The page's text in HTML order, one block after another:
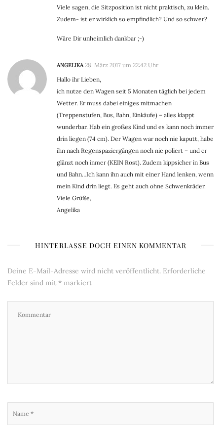
Viele sagen, die Sitzposition ist nicht praktisch, zu klein.
Zudem- ist er wirklich so empfindlich? Und so schwer?
Wäre Dir unheimlich dankbar ;-)
ANGELIKA 28. März 2017 um 22:42 Uhr
Hallo ihr Lieben,
ich nutze den Wagen seit 5 Monaten täglich bei jedem
Wetter. Er muss dabei einiges mitmachen
(Treppenstufen, Bus, Bahn, Einkäufe) – alles klappt
wunderbar. Hab ein großes Kind und es kann noch immer
drin liegen (74 cm). Der Wagen war noch nie kaputt, habe
ihn nach Regenspaziergängen noch nie poliert – und er
glänzt noch inmer (KEIN Rost). Zudem kippsicher in Bus
und Bahn…Ich kann ihn auch mit einer Hand lenken, wenn
mein Kind drin liegt. Es geht auch ohne Schwenkräder.
Viele Grüße,
Angelika
HINTERLASSE DOCH EINEN KOMMENTAR
Deine E-Mail-Adresse wird nicht veröffentlicht. Erforderliche
Felder sind mit * markiert